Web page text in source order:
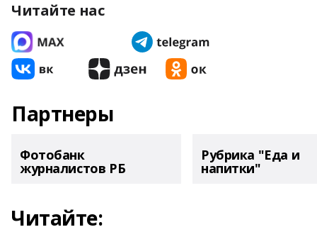
Читайте нас
Партнеры
Фотобанк
журналистов РБ
Рубрика "Еда и
напитки"
Читайте: